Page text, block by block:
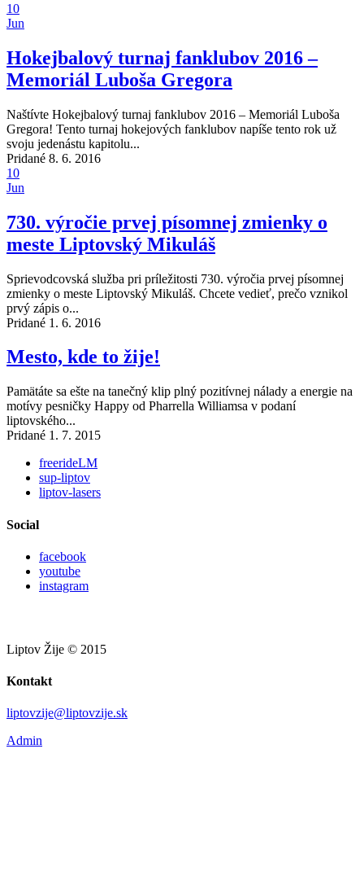
10
Jun
Hokejbalový turnaj fanklubov 2016 –
Memoriál Luboša Gregora
Naštívte Hokejbalový turnaj fanklubov 2016 – Memoriál Luboša
Gregora! Tento turnaj hokejových fanklubov napíše tento rok už
svoju jedenástu kapitolu...
Pridané 8. 6. 2016
10
Jun
730. výročie prvej písomnej zmienky o
meste Liptovský Mikuláš
Sprievodcovská služba pri príležitosti 730. výročia prvej písomnej
zmienky o meste Liptovský Mikuláš. Chcete vedieť, prečo vznikol
prvý zápis o...
Pridané 1. 6. 2016
Mesto, kde to žije!
Pamätáte sa ešte na tanečný klip plný pozitívnej nálady a energie na
motívy pesničky Happy od Pharrella Williamsa v podaní
liptovského...
Pridané 1. 7. 2015
freerideLM
sup-liptov
liptov-lasers
Social
facebook
youtube
instagram
Liptov Žije © 2015
Kontakt
liptovzije@liptovzije.sk
Admin